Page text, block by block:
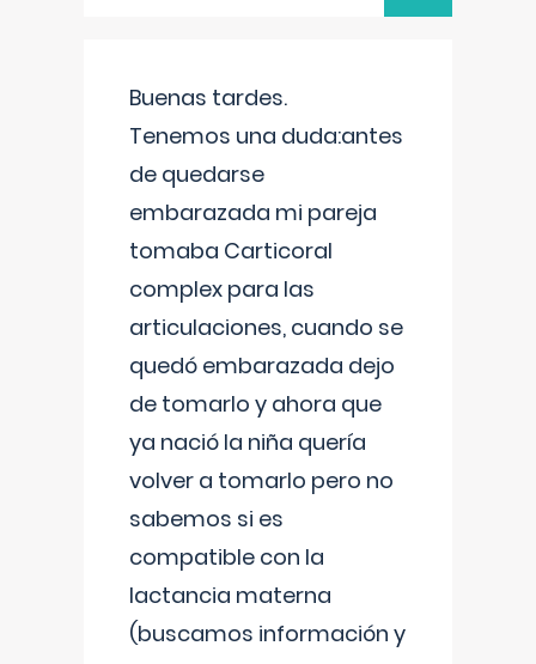
Buenas tardes.
Tenemos una duda:antes
de quedarse
embarazada mi pareja
tomaba Carticoral
complex para las
articulaciones, cuando se
quedó embarazada dejo
de tomarlo y ahora que
ya nació la niña quería
volver a tomarlo pero no
sabemos si es
compatible con la
lactancia materna
(buscamos información y